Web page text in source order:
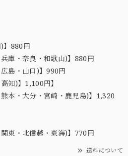
)】880円
庫・奈良・和歌山)】880円
島・山口)】990円
知)】1,100円】
熊本・大分・宮崎・鹿児島)】1,320
東・北信越・東海)】770円
送料について